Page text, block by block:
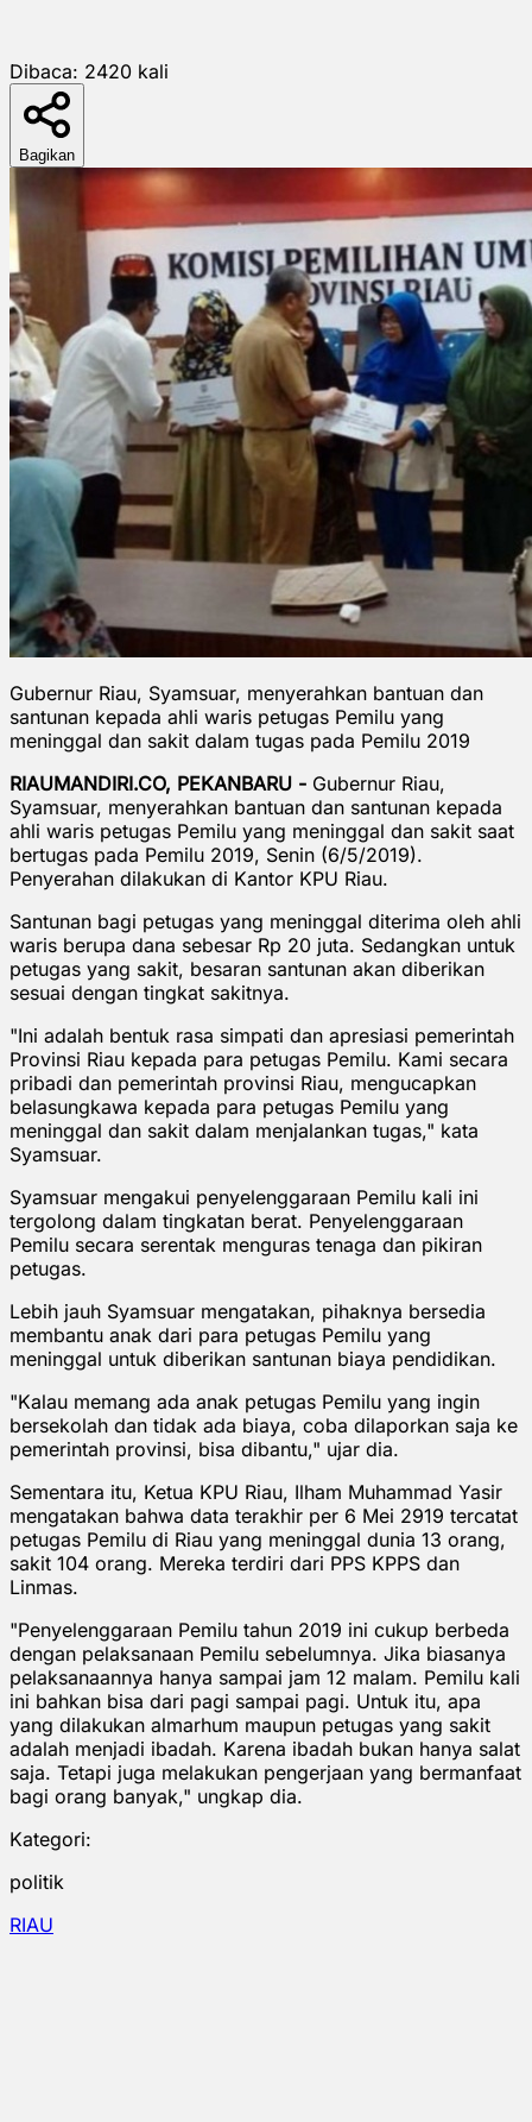
Dibaca: 2420 kali
Bagikan
Gubernur Riau, Syamsuar, menyerahkan bantuan dan
santunan kepada ahli waris petugas Pemilu yang
meninggal dan sakit dalam tugas pada Pemilu 2019
RIAUMANDIRI.CO, PEKANBARU - Gubernur Riau,
Syamsuar, menyerahkan bantuan dan santunan kepada
ahli waris petugas Pemilu yang meninggal dan sakit saat
bertugas pada Pemilu 2019, Senin (6/5/2019).
Penyerahan dilakukan di Kantor KPU Riau.
Santunan bagi petugas yang meninggal diterima oleh ahli
waris berupa dana sebesar Rp 20 juta. Sedangkan untuk
petugas yang sakit, besaran santunan akan diberikan
sesuai dengan tingkat sakitnya.
"Ini adalah bentuk rasa simpati dan apresiasi pemerintah
Provinsi Riau kepada para petugas Pemilu. Kami secara
pribadi dan pemerintah provinsi Riau, mengucapkan
belasungkawa kepada para petugas Pemilu yang
meninggal dan sakit dalam menjalankan tugas," kata
Syamsuar.
Syamsuar mengakui penyelenggaraan Pemilu kali ini
tergolong dalam tingkatan berat. Penyelenggaraan
Pemilu secara serentak menguras tenaga dan pikiran
petugas.
Lebih jauh Syamsuar mengatakan, pihaknya bersedia
membantu anak dari para petugas Pemilu yang
meninggal untuk diberikan santunan biaya pendidikan.
"Kalau memang ada anak petugas Pemilu yang ingin
bersekolah dan tidak ada biaya, coba dilaporkan saja ke
pemerintah provinsi, bisa dibantu," ujar dia.
Sementara itu, Ketua KPU Riau, Ilham Muhammad Yasir
mengatakan bahwa data terakhir per 6 Mei 2919 tercatat
petugas Pemilu di Riau yang meninggal dunia 13 orang,
sakit 104 orang. Mereka terdiri dari PPS KPPS dan
Linmas.
"Penyelenggaraan Pemilu tahun 2019 ini cukup berbeda
dengan pelaksanaan Pemilu sebelumnya. Jika biasanya
pelaksanaannya hanya sampai jam 12 malam. Pemilu kali
ini bahkan bisa dari pagi sampai pagi. Untuk itu, apa
yang dilakukan almarhum maupun petugas yang sakit
adalah menjadi ibadah. Karena ibadah bukan hanya salat
saja. Tetapi juga melakukan pengerjaan yang bermanfaat
bagi orang banyak," ungkap dia.
Kategori:
politik
RIAU